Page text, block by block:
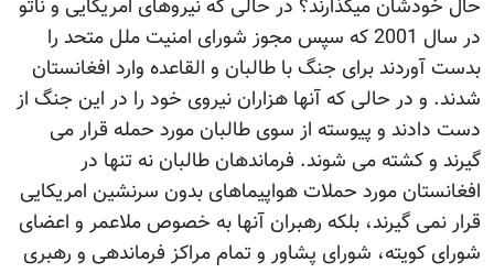
حال خودشان میگذارند؟ در حالی که نیروهای امریکایی و ناتو
در سال 2001 که سپس مجوز شورای امنیت ملل متحد را
بدست آوردند برای جنگ با طالبان و القاعده وارد افغانستان
شدند. و در حالی که آنها هزاران نیروی خود را در این جنگ از
دست دادند و پیوسته از سوی طالبان مورد حمله قرار می
گیرند و کشته می شوند. فرماندهان طالبان نه تنها در
افغانستان مورد حملات هواپیماهای بدون سرنشین امریکایی
قرار نمی گیرند، بلکه رهبران آنها به خصوص ملاعمر و اعضای
شورای کویته، شورای پشاور و تمام مراکز فرماندهی و رهبری